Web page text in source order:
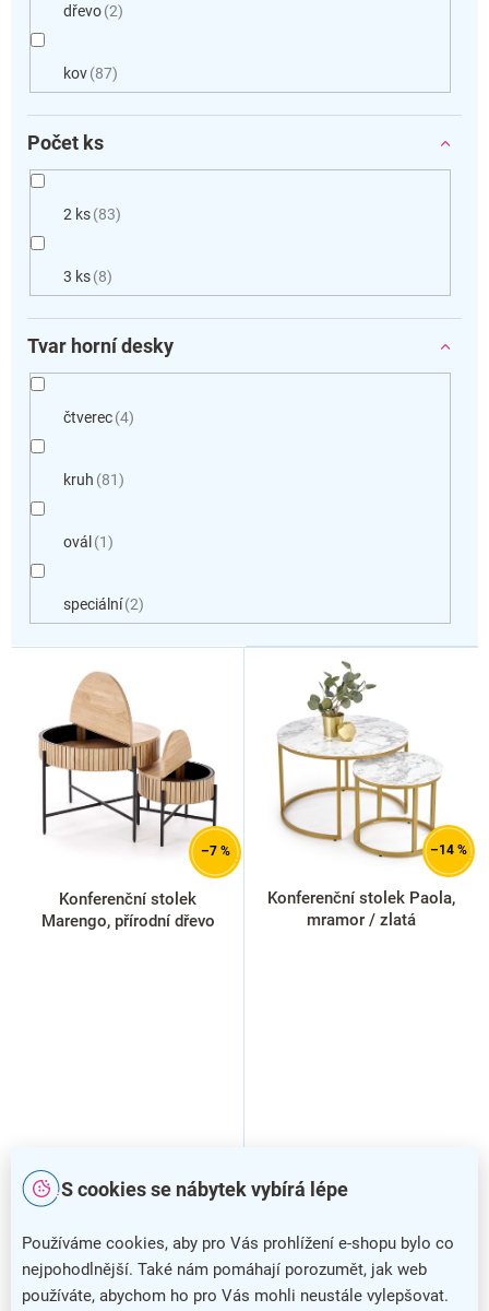
S cookies se nábytek vybírá lépe
Používáme cookies, aby pro Vás prohlížení e-shopu bylo co
nejpohodlnější. Také nám pomáhají porozumět, jak web
používáte, abychom ho pro Vás mohli neustále vylepšovat.
dřevo 2
kov 87
Počet ks
2 ks 83
3 ks 8
Tvar horní desky
čtverec 4
kruh 81
ovál 1
speciální 2
V
–7 %
Konferenční stolek
Marengo, přírodní dřevo
–14 %
Konferenční stolek Paola,
mramor / zlatá